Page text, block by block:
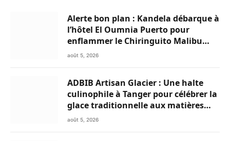
Alerte bon plan : Kandela débarque à
l’hôtel El Oumnia Puerto pour
enflammer le Chiringuito Malibu
Club
août 5, 2026
ADBIB Artisan Glacier : Une halte
culinophile à Tanger pour célébrer la
glace traditionnelle aux matières
premières de choix
août 5, 2026